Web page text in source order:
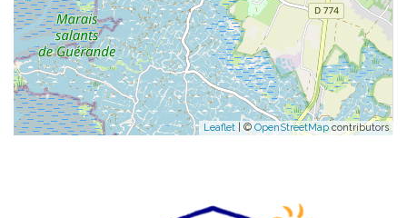
Leaflet | © OpenStreetMapcontributors